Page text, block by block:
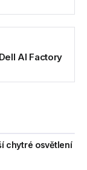
AI Factory
chytré osvětlení